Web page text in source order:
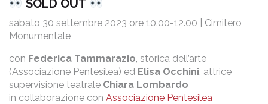
SOLD OUT
sabato 30 settembre 2023 ore 10.00-12.00 | Cimitero
Monumentale
con Federica Tammarazio , storica dell’arte
(Associazione Pentesilea) ed Elisa Occhini , attrice
supervisione teatrale Chiara Lombardo
in collaborazione con Associazione Pentesilea